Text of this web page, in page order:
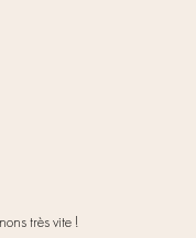
très vite !